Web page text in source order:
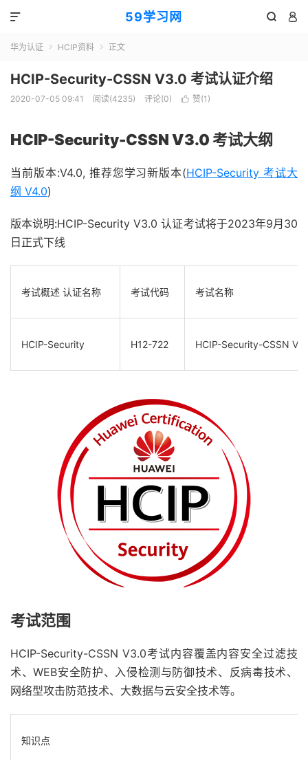
59学习网  

华为认证  HCIP资料  正文
HCIP-Security-CSSN V3.0 考试认证介绍
2020-07-05 09:41 阅读(4235) 评论(0)  赞(1 )
HCIP-Security-CSSN V3.0考试大纲
当前版本:V4.0, 推荐您学习新版本(HCIP-Security 考试大
纲 V4.0)
版本说明:HCIP-Security V3.0 认证考试将于2023年9月30
日正式下线
考试概述 认证名称 考试代码 考试名称
HCIP-Security H12-722 HCIP-Security-CSSN
考试范围
HCIP-Security-CSSN V3.0考试内容覆盖内容安全过滤技
术、WEB安全防护、入侵检测与防御技术、反病毒技术、
网络型攻击防范技术、大数据与云安全技术等。
知识点